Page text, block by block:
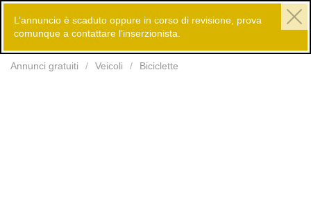
Annunci gratuiti Veicoli Biciclette
L’annuncio è scaduto oppure in corso di revisione, prova
comunque a contattare l’inserzionista.